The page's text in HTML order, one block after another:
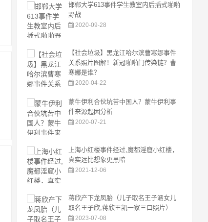
邯郸大学613事件学生教室内后插式啪啪
野战
2020-09-28
【社会垃圾】黑龙江哈尔滨曹寒娜事件
关系照片图解！新冠啪啪门传染链？曹
寒娜是谁？
2020-04-22
蒙牛伊利合伙坑苦中国人？蒙牛伊利事
件来源起因分析
2020-07-21
上海小红楼事件经过,魔都淫窟小红楼，
真实远比想象更黑暗
2021-12-06
蒋欣产下龙凤胎（儿子取名王子涵女儿
取名王子欣,蒋欣王凯一家三口照片）
2023-07-08